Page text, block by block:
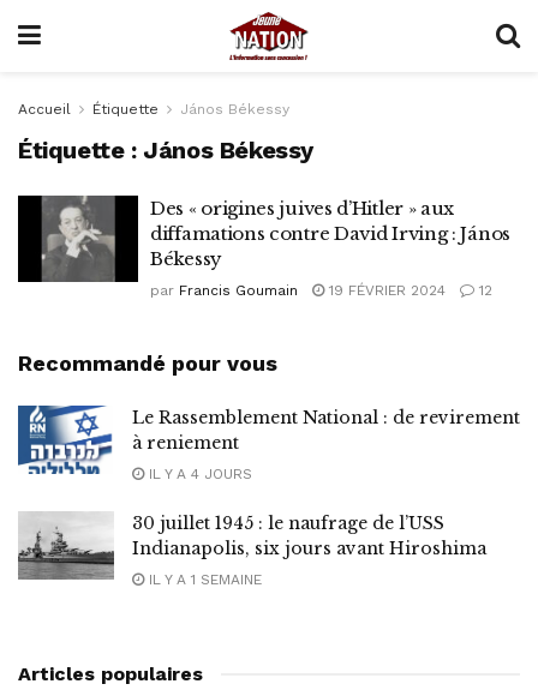
Accueil Étiquette János Békessy
Étiquette : János Békessy
Des « origines juives d’Hitler » aux
diffamations contre David Irving : János
Békessy
par Francis Goumain 19 FÉVRIER 2024 12
Recommandé pour vous
Le Rassemblement National : de revirement
à reniement
IL Y A 4 JOURS
30 juillet 1945 : le naufrage de l’USS
Indianapolis, six jours avant Hiroshima
IL Y A 1 SEMAINE
Articles populaires